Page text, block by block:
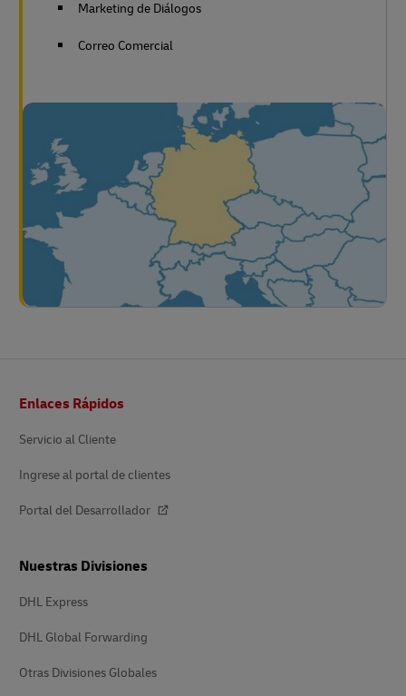
Marketing de Diálogos
Correo Comercial
de
Enlaces Rápidos
Servicio al Cliente
Ingrese al portal de clientes
Portal del Desarrollador
Nuestras Divisiones
DHL Express
DHL Global Forwarding
Otras Divisiones Globales